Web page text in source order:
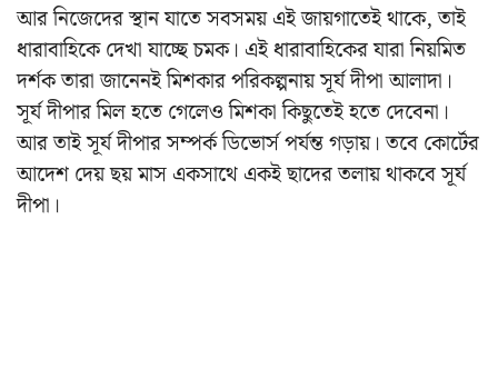
আর নিজেদের স্থান যাতে সবসময় এই জায়গাতেই থাকে, তাই
ধারাবাহিকে দেখা যাচ্ছে চমক। এই ধারাবাহিকের যারা নিয়মিত
দর্শক তারা জানেনই মিশকার পরিকল্পনায় সূর্য দীপা আলাদা।
সূর্য দীপার মিল হতে গেলেও মিশকা কিছুতেই হতে দেবেনা।
আর তাই সূর্য দীপার সম্পর্ক ডিভোর্স পর্যন্ত গড়ায়। তবে কোর্টের
আদেশ দেয় ছয় মাস একসাথে একই ছাদের তলায় থাকবে সূর্য
দীপা।